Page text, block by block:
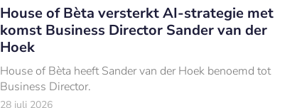
House of Bèta versterkt AI-strategie met
komst Business Director Sander van der
Hoek
House of Bèta heeft Sander van der Hoek benoemd tot
Business Director.
28 juli 2026